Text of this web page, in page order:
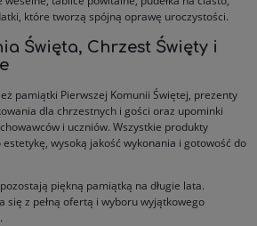
które tworzą spójną oprawę uroczystości.
Święta, Chrzest Święty i
pamiątki Pierwszej Komunii Świętej, prezenty
dla chrzestnych i gości oraz upominki
i uczniów. Wszystkie produkty
wysoką jakość wykonania i gotowość do
piękną pamiątką na długie lata.
się z pełną ofertą i wyboru wyjątkowego